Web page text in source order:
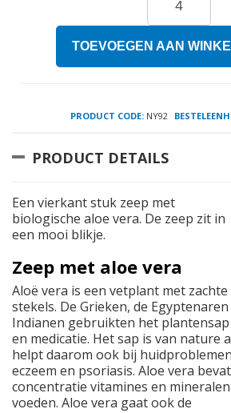
TOEVOEGEN AAN
PRODUCT CODE: NY92
PRODUCT DETAILS
Een vierkant stuk zeep met
biologische aloe vera. De zeep zit in
een mooi blikje.
Zeep met aloe vera
Aloë vera is een vetplant met zachte
stekels. De Grieken, de
Indianen gebruikten het
en medicatie. Het sap is van nature
helpt daarom ook bij
eczeem en psoriasis. Aloe vera
concentratie vitamines en
voeden. Aloe vera gaat ook de